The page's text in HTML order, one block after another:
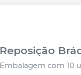
Reposição
Embalagem com 10